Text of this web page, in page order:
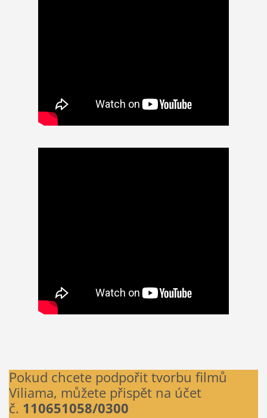
Pokud chcete podpořit tvorbu filmů
Viliama, můžete přispět na účet
č. 110651058/0300